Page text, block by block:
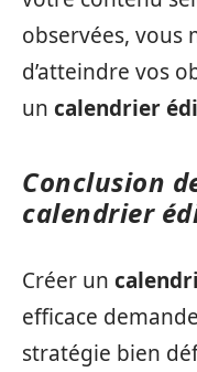
observées, vous
d’atteindre vos
un calendrier
Conclusion
calendrier
Créer un
efficace
stratégie bien